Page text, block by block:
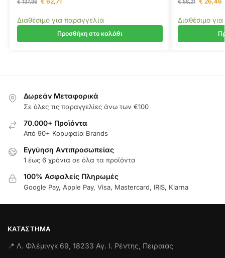
€137,96
Διαθέσιμο για παραγγελία
Προσθήκη στο καλάθι
€58,21
Διαθέσιμο
Δωρεάν Μεταφορικά
Σε όλες τις παραγγελίες άνω των €100
70.000+ Προϊόντα
Από 90+ Κορυφαία Brands
Εγγύηση Aντιπροσωπείας
1 έως 6 χρόνια σε όλα τα προϊόντα
100% Ασφαλείς Πληρωμές
Google Pay, Apple Pay, Visa, Mastercard, IRIS, Klarna
ΚΑΤΆΣΤΗΜΑ
📍 Λ. Φλέμινγκ 69, 18233 Αγ. Ι. Ρέντης, Πειραιάς